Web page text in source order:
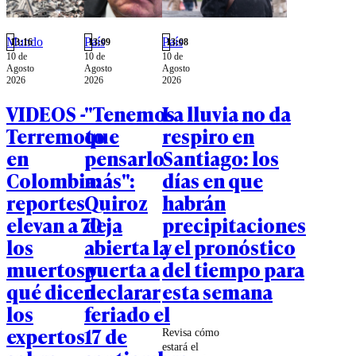
Mundo
13:16
10 de
Agosto
2026
VIDEOS -
Terremoto
en
Colombia:
reportes
elevan a 70
los
muertos y
qué dicen
los
expertos
País
13:09
10 de
Agosto
2026
"Tenemos
que
pensarlo
más":
Quiroz
deja
abierta la
puerta a
declarar
feriado el
17 de
País
13:08
10 de
Agosto
2026
La lluvia no da
respiro en
Santiago: los
días en que
habrán
precipitaciones
y el pronóstico
del tiempo para
esta semana
Revisa cómo
estará el